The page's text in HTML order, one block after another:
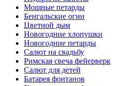
Мощные петарды
Бенгальские огни
Цветной дым
Новогодние хлопушки
Новогодние петарды
Салют на свадьбу
Римская свеча фейерверк
Салют для детей
Батарея фонтанов